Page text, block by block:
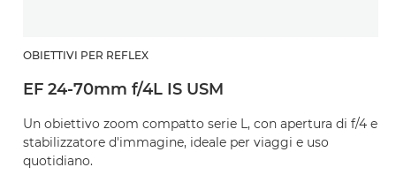
OBIETTIVI PER REFLEX
EF 24-70mm f/4L IS USM
Un obiettivo zoom compatto serie L, con apertura di f/4 e
stabilizzatore d'immagine, ideale per viaggi e uso
quotidiano.